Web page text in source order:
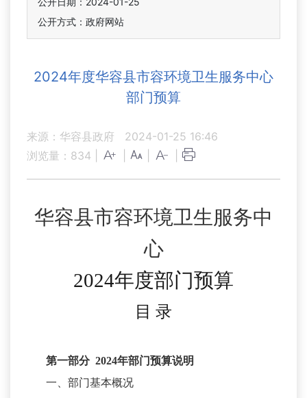
公开方式：政府网站
2024年度华容县市容环境卫生服务中心
部门预算
来源：华容县政府
2024-01-25 16:46
浏览量： 834
华容县市容环境卫生服务中
心
2024年度部门预算
目 录
第一部分2024年部门预算说明
一、部门基本概况